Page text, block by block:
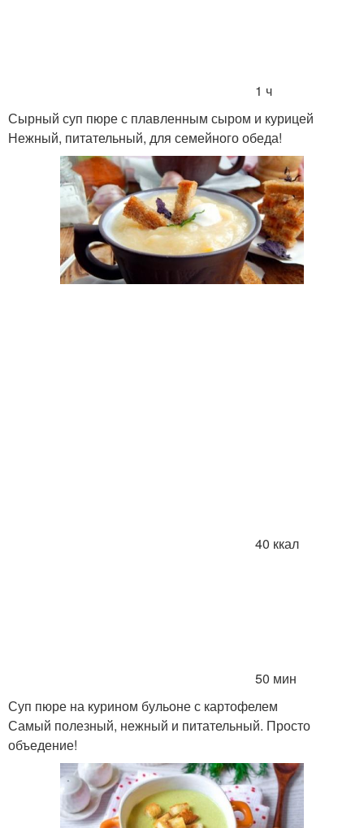
1 ч
Сырный суп пюре с плавленным сыром и курицей
Нежный, питательный, для семейного обеда!
40 ккал
50 мин
Суп пюре на курином бульоне с картофелем
Самый полезный, нежный и питательный. Просто
объедение!